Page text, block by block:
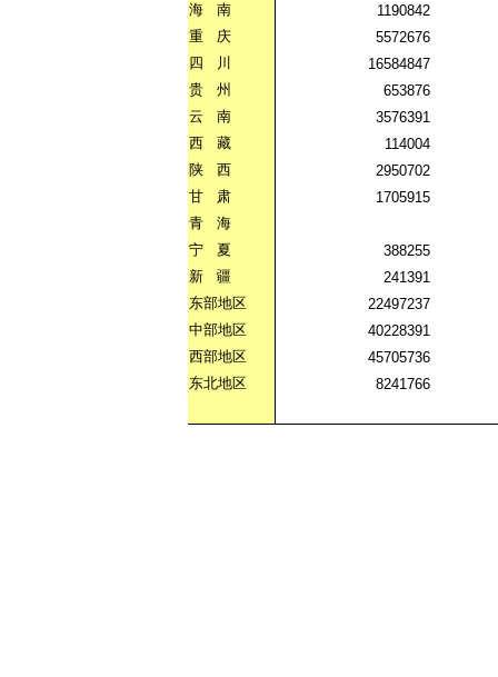
海
南
1190842
重
庆
5572676
四
川
16584847
贵
州
653876
云
南
3576391
西
藏
114004
陕
西
2950702
甘
肃
1705915
青
海
宁
夏
388255
新
疆
241391
东部地区
22497237
中部地区
40228391
西部地区
45705736
东北地区
8241766